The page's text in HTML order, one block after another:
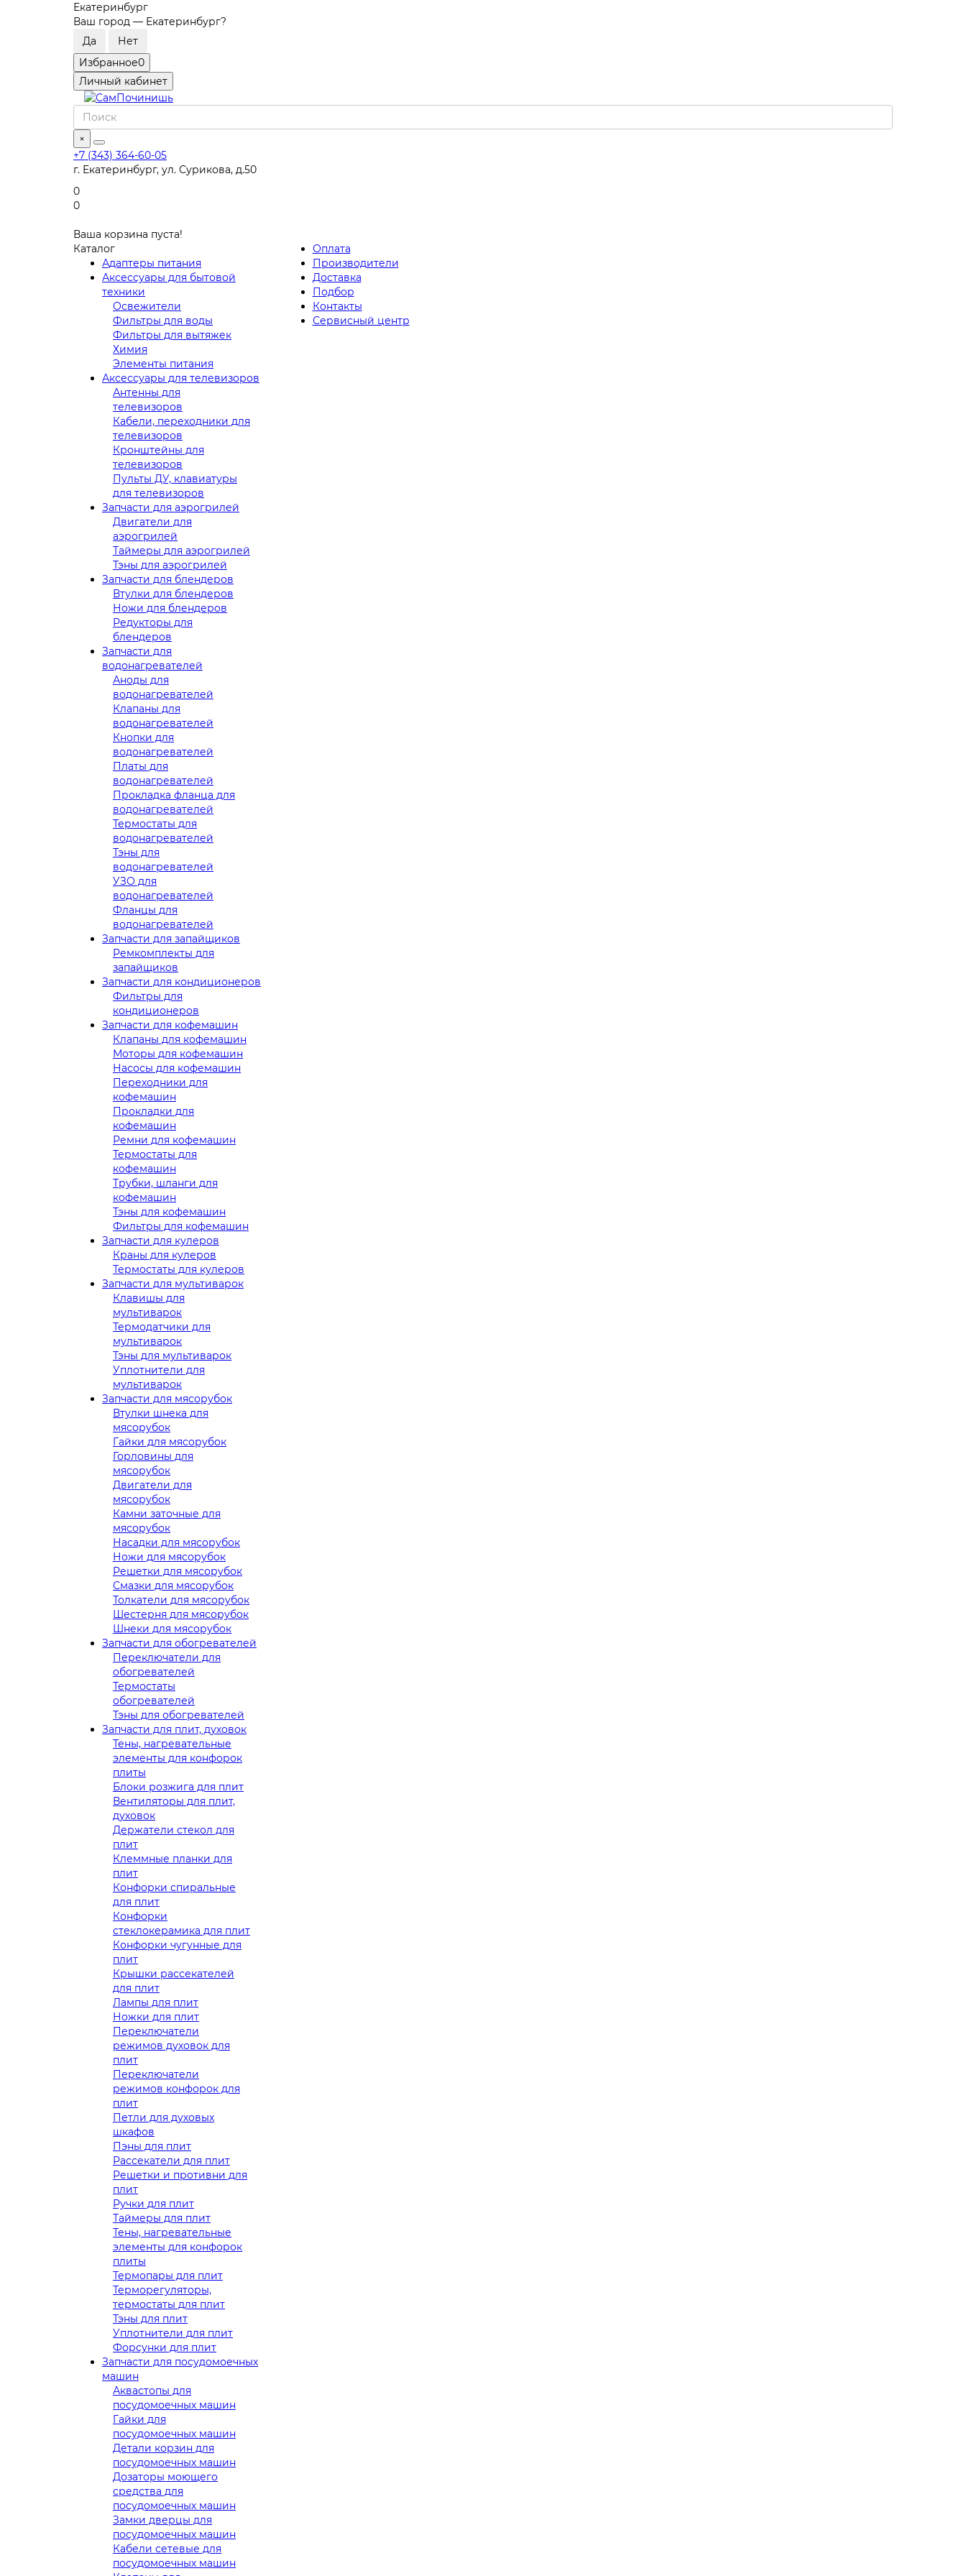
Екатеринбург
Ваш город — Екатеринбург?
Избранное0
Личный кабинет
×
+7 (343) 364-60-05
г. Екатеринбург, ул. Сурикова, д.50
0
0
Ваша корзина пуста!
Каталог
Адаптеры питания
Аксессуары для бытовой
техники
Освежители
Фильтры для воды
Фильтры для вытяжек
Химия
Элементы питания
Аксессуары для телевизоров
Антенны для
телевизоров
Кабели, переходники для
телевизоров
Кронштейны для
телевизоров
Пульты ДУ, клавиатуры
для телевизоров
Запчасти для аэрогрилей
Двигатели для
аэрогрилей
Таймеры для аэрогрилей
Тэны для аэрогрилей
Запчасти для блендеров
Втулки для блендеров
Ножи для блендеров
Редукторы для
блендеров
Запчасти для
водонагревателей
Аноды для
водонагревателей
Клапаны для
водонагревателей
Кнопки для
водонагревателей
Платы для
водонагревателей
Прокладка фланца для
водонагревателей
Термостаты для
водонагревателей
Тэны для
водонагревателей
УЗО для
водонагревателей
Фланцы для
водонагревателей
Запчасти для запайщиков
Ремкомплекты для
запайщиков
Запчасти для кондиционеров
Фильтры для
кондиционеров
Запчасти для кофемашин
Клапаны для кофемашин
Моторы для кофемашин
Насосы для кофемашин
Переходники для
кофемашин
Прокладки для
кофемашин
Ремни для кофемашин
Термостаты для
кофемашин
Трубки, шланги для
кофемашин
Тэны для кофемашин
Фильтры для кофемашин
Запчасти для кулеров
Краны для кулеров
Термостаты для кулеров
Запчасти для мультиварок
Клавишы для
мультиварок
Термодатчики для
мультиварок
Тэны для мультиварок
Уплотнители для
мультиварок
Запчасти для мясорубок
Втулки шнека для
мясорубок
Гайки для мясорубок
Горловины для
мясорубок
Двигатели для
мясорубок
Камни заточные для
мясорубок
Насадки для мясорубок
Ножи для мясорубок
Решетки для мясорубок
Смазки для мясорубок
Толкатели для мясорубок
Шестерня для мясорубок
Шнеки для мясорубок
Запчасти для обогревателей
Переключатели для
обогревателей
Термостаты
обогревателей
Тэны для обогревателей
Запчасти для плит, духовок
Тены, нагревательные
элементы для конфорок
плиты
Блоки розжига для плит
Вентиляторы для плит,
духовок
Держатели стекол для
плит
Клеммные планки для
плит
Конфорки спиральные
для плит
Конфорки
стеклокерамика для плит
Конфорки чугунные для
плит
Крышки рассекателей
для плит
Лампы для плит
Ножки для плит
Переключатели
режимов духовок для
плит
Переключатели
режимов конфорок для
плит
Петли для духовых
шкафов
Пэны для плит
Рассекатели для плит
Решетки и противни для
плит
Ручки для плит
Таймеры для плит
Тены, нагревательные
элементы для конфорок
плиты
Термопары для плит
Терморегуляторы,
термостаты для плит
Тэны для плит
Уплотнители для плит
Форсунки для плит
Запчасти для посудомоечных
машин
Аквастопы для
посудомоечных машин
Гайки для
посудомоечных машин
Детали корзин для
посудомоечных машин
Дозаторы моющего
средства для
посудомоечных машин
Замки дверцы для
посудомоечных машин
Кабели сетевые для
посудомоечных машин
Оплата
Производители
Доставка
Подбор
Контакты
Сервисный центр